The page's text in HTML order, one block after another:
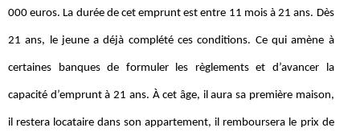
000 euros. La durée de cet emprunt est entre 11 mois à 21 ans. Dès
21 ans, le jeune a déjà complété ces conditions. Ce qui amène à
certaines banques de formuler les règlements et d’avancer la
capacité d’emprunt à 21 ans. À cet âge, il aura sa première maison,
il restera locataire dans son appartement, il remboursera le prix de